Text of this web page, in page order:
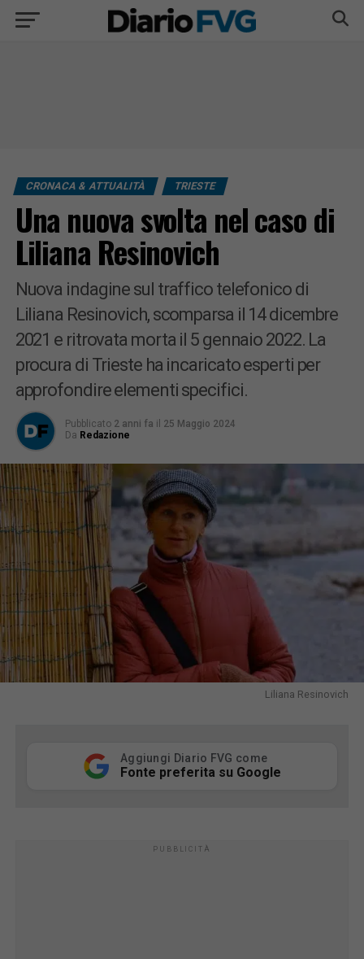
CRONACA & ATTUALITÀ TRIESTE
Una nuova svolta nel caso di
Liliana Resinovich
Nuova indagine sul traffico telefonico di
Liliana Resinovich, scomparsa il 14 dicembre
2021 e ritrovata morta il 5 gennaio 2022. La
procura di Trieste ha incaricato esperti per
approfondire elementi specifici.
Pubblicato 2 anni fa il 25 Maggio 2024
Da Redazione
Liliana Resinovich
Aggiungi Diario FVG come
Fonte preferita su Google